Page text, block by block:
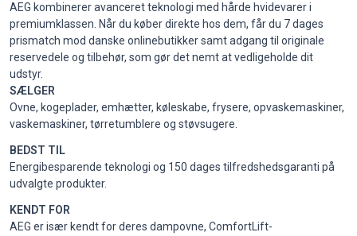
AEG kombinerer avanceret teknologi med hårde hvidevarer i
premiumklassen. Når du køber direkte hos dem, får du 7 dages
prismatch mod danske onlinebutikker samt adgang til originale
reservedele og tilbehør, som gør det nemt at vedligeholde dit
udstyr.
SÆLGER
Ovne, kogeplader, emhætter, køleskabe, frysere, opvaskemaskiner,
vaskemaskiner, tørretumblere og støvsugere.
BEDST TIL
Energibesparende teknologi og 150 dages tilfredshedsgaranti på
udvalgte produkter.
KENDT FOR
AEG er især kendt for deres dampovne, ComfortLift-